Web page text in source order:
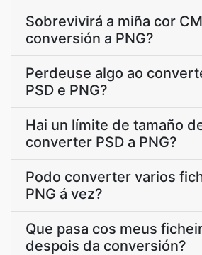
Sobrevivirá a miña cor
conversión a PNG?
Perdeuse algo ao
PSD e PNG?
Hai un límite de tamaño
converter PSD a PNG?
Podo converter varios
PNG á vez?
Que pasa cos meus
despois da conversión?